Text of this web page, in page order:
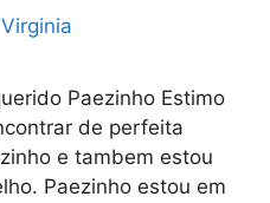
Virginia
Paezinho Estimo
de perfeita
e tambem estou
Paezinho estou em